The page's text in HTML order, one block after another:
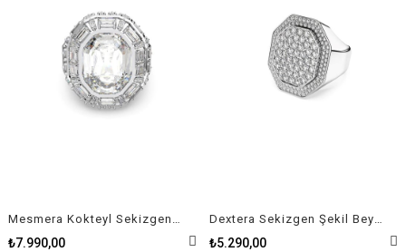
₺7.990,00 ₺5.290,00